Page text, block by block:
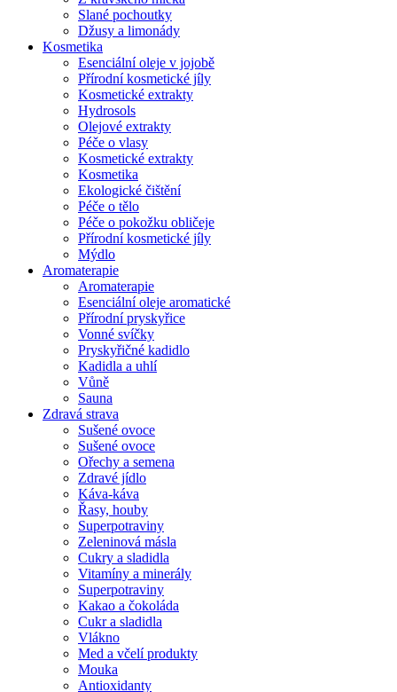
Slané pochoutky
Džusy a limonády
Kosmetika
Esenciální oleje v jojobě
Přírodní kosmetické jíly
Kosmetické extrakty
Hydrosols
Olejové extrakty
Péče o vlasy
Kosmetické extrakty
Kosmetika
Ekologické čištění
Péče o tělo
Péče o pokožku obličeje
Přírodní kosmetické jíly
Mýdlo
Aromaterapie
Aromaterapie
Esenciální oleje aromatické
Přírodní pryskyřice
Vonné svíčky
Pryskyřičné kadidlo
Kadidla a uhlí
Vůně
Sauna
Zdravá strava
Sušené ovoce
Sušené ovoce
Ořechy a semena
Zdravé jídlo
Káva-káva
Řasy, houby
Superpotraviny
Zeleninová másla
Cukry a sladidla
Vitamíny a minerály
Superpotraviny
Kakao a čokoláda
Cukr a sladidla
Vlákno
Med a včelí produkty
Mouka
Antioxidanty